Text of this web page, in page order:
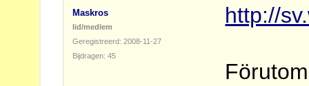
Maskros
lid/medlem
Geregistreerd: 2008-11-27
Bijdragen: 45
http://